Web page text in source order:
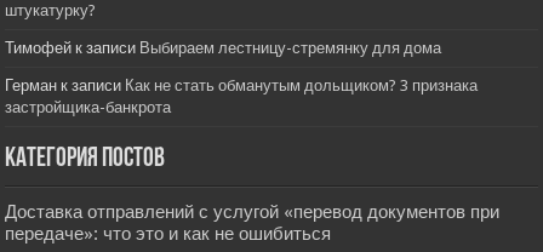
штукатурку?
Тимофей к записи Выбираем лестницу-стремянку для дома
Герман к записи Как не стать обманутым дольщиком? 3 признака
застройщика-банкрота
Категория постов
Доставка отправлений с услугой «перевод документов при
передаче»: что это и как не ошибиться